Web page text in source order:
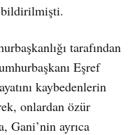
bildirilmişti.
tarafından
Eşref
kaybedenlerin
onlardan özür
Gani’nin ayrıca